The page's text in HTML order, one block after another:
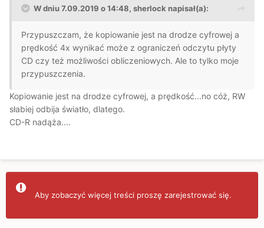
W dniu 7.09.2019 o 14:48, sherlock napisał(a):
Przypuszczam, że kopiowanie jest na drodze cyfrowej a
prędkość 4x wynikać może z ograniczeń odczytu płyty
CD czy też możliwości obliczeniowych. Ale to tylko moje
przypuszczenia.
Kopiowanie jest na drodze cyfrowej, a prędkość...no cóż, RW
słabiej odbija światło, dlatego.
CD-R nadąża....
Aby zobaczyć więcej treści proszę zarejestrować się.